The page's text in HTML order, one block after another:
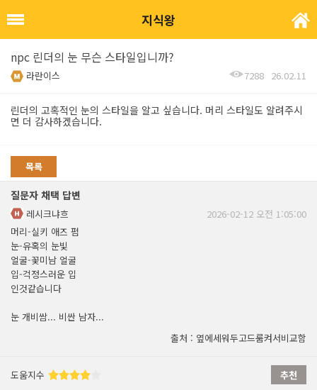
지식왕
npc 린더의 눈 무슨 스타일입니까?
라란이스 7288 26.02.11
린더의 고혹적인 눈의 스타일을 알고 싶습니다. 머리 스타일도 알려주시
면 더 감사하겠습니다.
목록
질문자 채택 답변
레시크냐흐
2026-02-12 오전 1:05:00
머리-실키 애즈 펌
눈-유혹의 눈빛
얼굴-꽃미남 얼굴
입-걱정스러운 입
인것같습니다
눈 개비쌈... 비싼 남자...
출처 : 옆에세워두고드룸켜서비교함
도움지수 추천